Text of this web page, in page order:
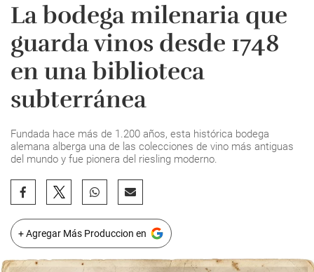
La bodega milenaria que
guarda vinos desde 1748
en una biblioteca
subterránea
Fundada hace más de 1.200 años, esta histórica bodega
alemana alberga una de las colecciones de vino más antiguas
del mundo y fue pionera del riesling moderno.
+ Agregar Más Produccion en